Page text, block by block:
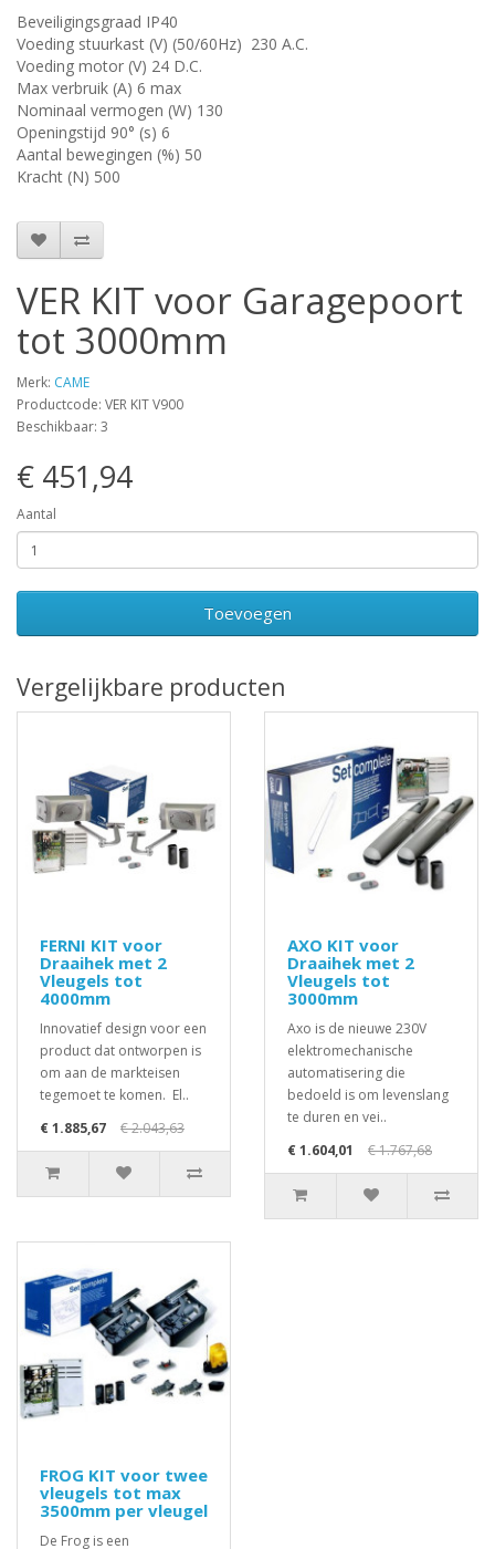
Beveiligingsgraad IP40
Voeding stuurkast (V) (50/60Hz) 230 A.C.
Voeding motor (V) 24 D.C.
Max verbruik (A) 6 max
Nominaal vermogen (W) 130
Openingstijd 90° (s) 6
Aantal bewegingen (%) 50
Kracht (N) 500
VER KIT voor Garagepoort
tot 3000mm
Merk: CAME
Productcode: VER KIT V900
Beschikbaar: 3
€ 451,94
Aantal
Toevoegen
Vergelijkbare producten
FERNI KIT voor
Draaihek met 2
Vleugels tot
4000mm
Innovatief design voor een
product dat ontworpen is
om aan de markteisen
tegemoet te komen. El..
€ 1.885,67
€ 2.043,63
AXO KIT voor
Draaihek met 2
Vleugels tot
3000mm
Axo is de nieuwe 230V
elektromechanische
automatisering die
bedoeld is om levenslang
te duren en vei..
€ 1.604,01
€ 1.767,68
FROG KIT voor twee
vleugels tot max
3500mm per vleugel
De Frog is een